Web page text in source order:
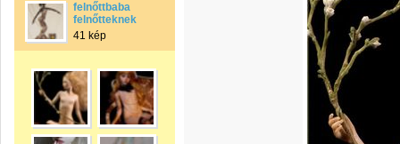
felnőttbaba
felnőtteknek
41 kép